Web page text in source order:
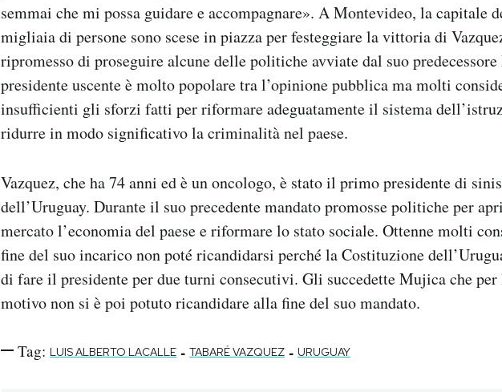
semmai che mi possa guidare e accompagnare». A Montevideo, la capitale
migliaia di persone sono scese in piazza per festeggiare la vittoria di
ripromesso di proseguire alcune delle politiche avviate dal suo
presidente uscente è molto popolare tra l’opinione pubblica ma molti
insufficienti gli sforzi fatti per riformare adeguatamente il sistema
ridurre in modo significativo la criminalità nel paese.
Vazquez, che ha 74 anni ed è un oncologo, è stato il primo presidente di
dell’Uruguay. Durante il suo precedente mandato promosse politiche per
mercato l’economia del paese e riformare lo stato sociale. Ottenne molti
fine del suo incarico non poté ricandidarsi perché la Costituzione
di fare il presidente per due turni consecutivi. Gli succedette Mujica che per
motivo non si è poi potuto ricandidare alla fine del suo mandato.
Tag: LUIS ALBERTO LACALLE - TABARÉ VAZQUEZ - URUGUAY